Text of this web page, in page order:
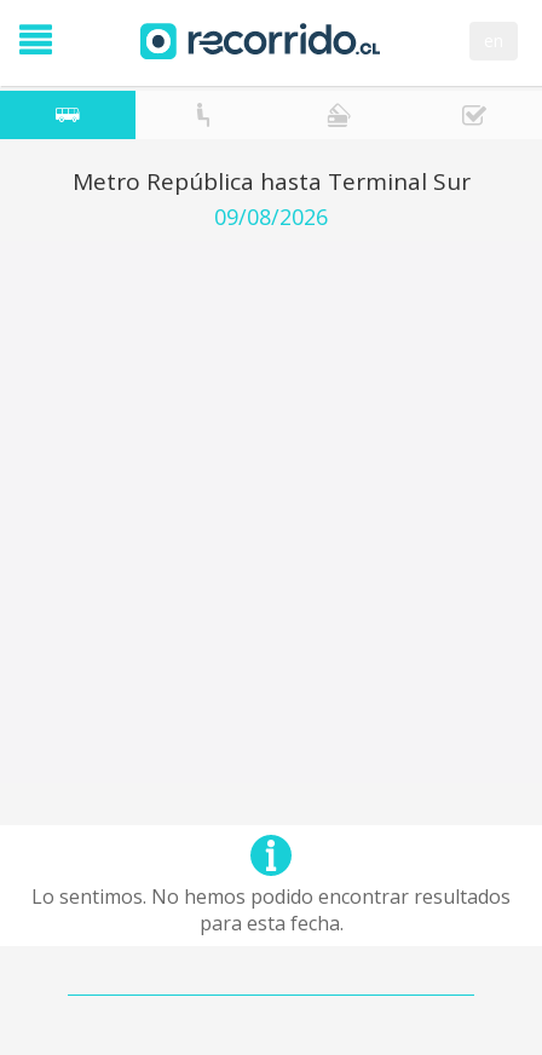
Metro República hasta Terminal Sur
09/08/2026
Lo sentimos. No hemos podido encontrar resultados
para esta fecha.